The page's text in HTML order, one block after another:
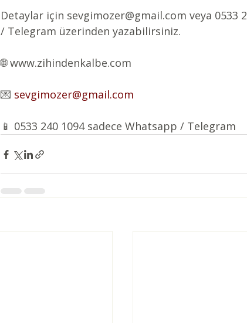
Detaylar için sevgimozer@gmail.com veya
/ Telegram üzerinden yazabilirsiniz.
🌐 www.zihindenkalbe.com
💌 sevgimozer@gmail.com
📱 0533 240 1094 sadece Whatsapp / Telegram